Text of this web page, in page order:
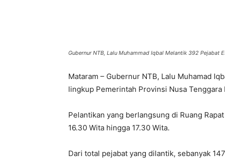
Gubernur NTB, Lalu Muhammad Iqbal Melantik 392 Pejabat
Mataram – Gubernur NTB, Lalu Muhamad
lingkup Pemerintah Provinsi Nusa Tenggara
Pelantikan yang berlangsung di Ruang
16.30 Wita hingga 17.30 Wita.
Dari total pejabat yang dilantik, sebanyak